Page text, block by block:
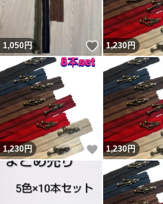
1,050円 いいね！
1,230円
1,230円 いいね！
1,230円